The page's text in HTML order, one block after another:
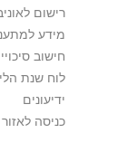
רישום
מידע
חישוב
לוח שנת
ידיעונים
כניסה